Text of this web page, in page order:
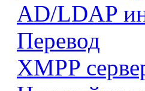
AD/LDAP
Перевод
XMPP